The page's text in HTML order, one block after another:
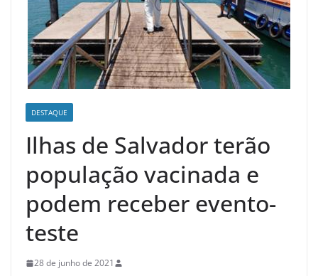
DESTAQUE
Ilhas de Salvador terão
população vacinada e
podem receber evento-
teste
28 de junho de 2021